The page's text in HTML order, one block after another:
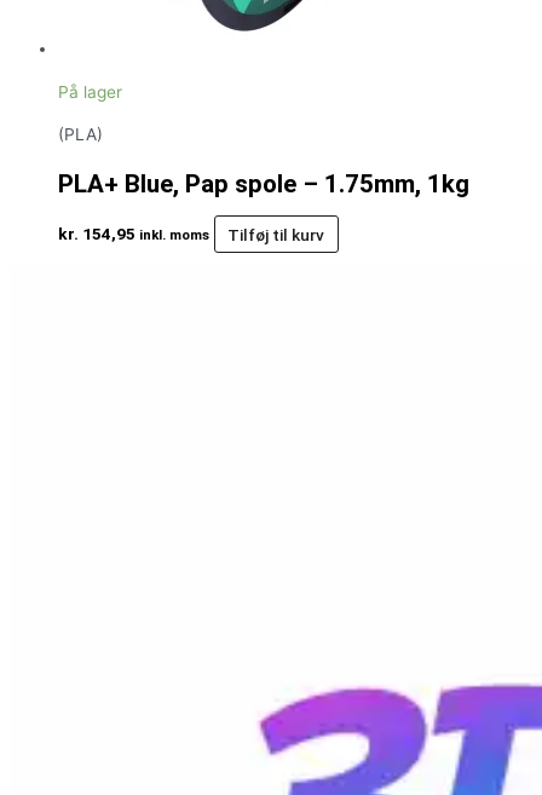
På lager
(PLA)
PLA+ Blue, Pap spole – 1.75mm, 1kg
kr. 154,95 inkl. moms Tilføj til kurv